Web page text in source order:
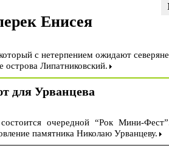
Енисея
с нетерпением ожидают
острова Липатниковский.
для Урванцева
очередной “Рок Мини-
памятника Николаю Урванцеву.